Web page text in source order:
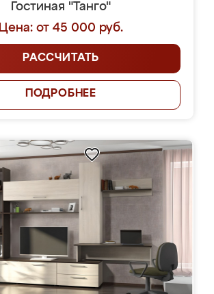
Гостиная "Танго"
Цена: от 45 000 руб.
РАССЧИТАТЬ
ПОДРОБНЕЕ